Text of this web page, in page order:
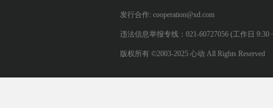
发行合作: cooperation@xd.com
违法信息举报专线：021-60727056 (工作日 9:30
版权所有 ©2003-2025 心动 All Rights Reserved